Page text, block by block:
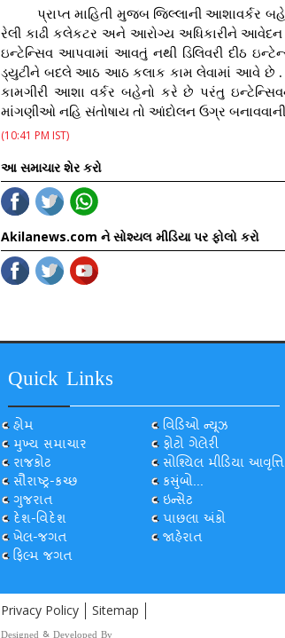
પ્રાપ્ત માહિતી મુજબ જિલ્લાની આશાવર્કર
રેલી કાઢી કલેકટર અને આરોગ્ય અધિકારીને
ઇન્ટેન્સિવ આપવામાં આવતું નથી ડિલિવરી દીઠ
ડ્યુટીને બદલે આઠ આઠ કલાક કામ લેવામાં આવે છે .
કામગીરી આશા વર્કર બહેનો કરે છે પરંતુ
માંગણીઓ નહિ સંતોષાય તો આંદોલન ઉગ્ર બનાવવાની
(10:41 PM IST)
આ સમાચાર શેર કરો
Akilanews.com ને સોશ્યલ મીડિયા પર ફોલો કરો
Quick Links
હોમ
મુખ્ય સમાચાર
રાજકોટ
સૌરાષ્ટ્ર-કચ્છ
ગુજરાત
દેશ-વિદેશ
ખેલ-જગત
ફિલ્મ જગત
વિડિઓ ન્યૂઝ
ફોટો ગેલેરી
સોશ્યિલ મીડિયા આવૃત્તિ
કસુંબો...
ઇન્સેટ
પાછલા અંકો
જાહેરાત
Privacy Policy Sitemap